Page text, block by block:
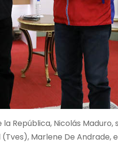
la República, Nicolás
Marlene De Andrade,